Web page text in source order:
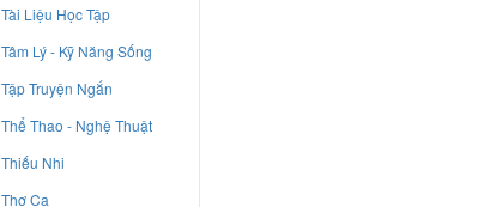
Tài Liệu Học Tập
Tâm Lý - Kỹ Năng Sống
Tập Truyện Ngắn
Thể Thao - Nghệ Thuật
Thiếu Nhi
Thơ Ca